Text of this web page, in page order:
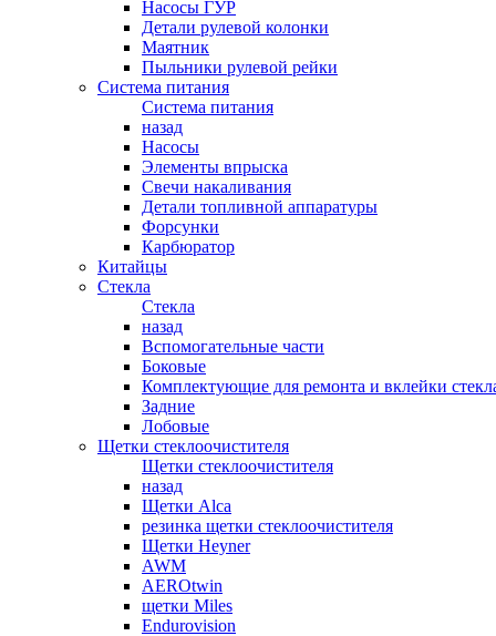
Насосы ГУР
Детали рулевой колонки
Маятник
Пыльники рулевой рейки
Система питания
Система питания
назад
Насосы
Элементы впрыска
Свечи накаливания
Детали топливной аппаратуры
Форсунки
Карбюратор
Китайцы
Стекла
Стекла
назад
Вспомогательные части
Боковые
Комплектующие для ремонта и вклейки
Задние
Лобовые
Щетки стеклоочистителя
Щетки стеклоочистителя
назад
Щетки Alca
резинка щетки стеклоочистителя
Щетки Heyner
AWM
AEROtwin
щетки Miles
Endurovision